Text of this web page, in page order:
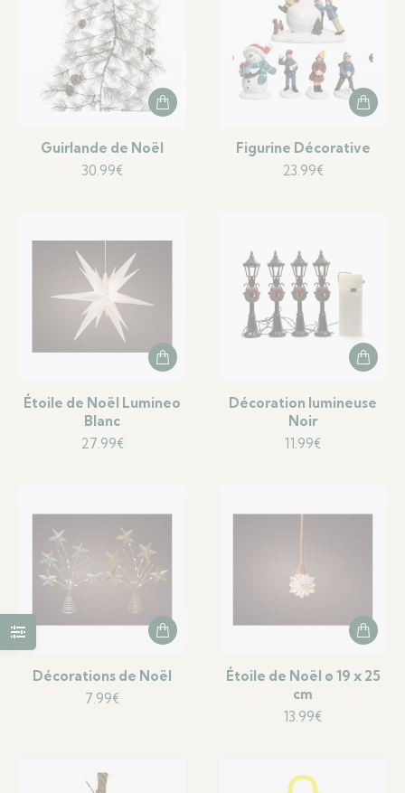
Guirlande de Noël
30.99€
Figurine Décorative
23.99€
Étoile de Noël Lumineo
Blanc
27.99€
Décoration lumineuse
Noir
11.99€
Décorations de Noël
7.99€
Étoile de Noël ø 19 x 25
cm
13.99€